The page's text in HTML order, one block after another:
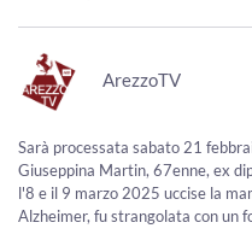
ArezzoTV
Sarà processata sabato 21
Giuseppina Martin, 67enne, ex
l'8 e il 9 marzo 2025 uccise la
Alzheimer, fu strangolata con un